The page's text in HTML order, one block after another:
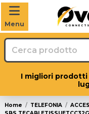
Menu
I migliori prodotti
Home TELEFONIA